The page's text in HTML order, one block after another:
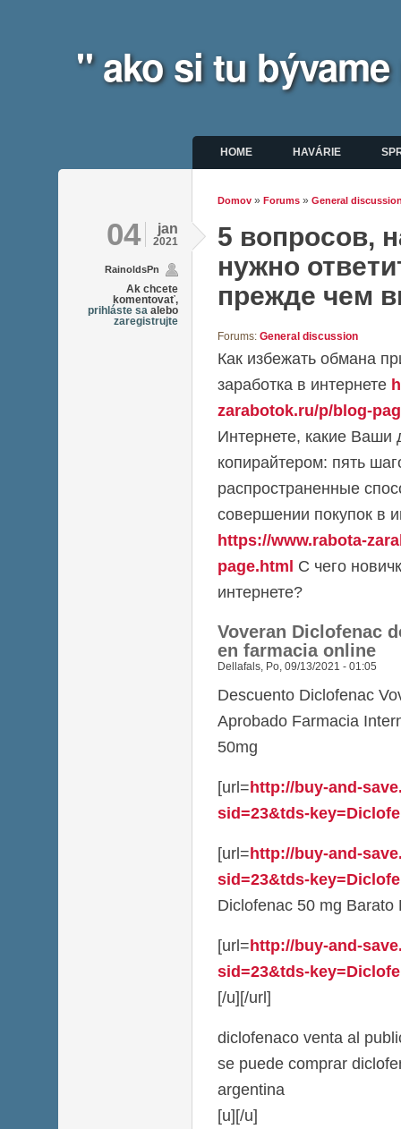
" ako si tu
Hlavné menu
HOME HAVÁRIE
Domov » Forums » General
04 jan
2021
RainoldsPn
Ak chcete
komentovať,
prihláste sa alebo
zaregistrujte
5 вопросов,
нужно
прежде чем
Forums: General discussion
Как избежать обмана
заработка в интернете
zarabotok.ru/p/blog-
Интернете, какие Ваши
копирайтером: пять
распространенные
совершении покупок в
https://www.rabota-
page.html С чего
интернете?
Voveran Diclofenac
en farmacia online
Dellafals, Po, 09/13/2021 - 01:05
Descuento Diclofenac
Aprobado Farmacia
50mg
[url=http://buy-and-
sid=23&tds-
[url=http://buy-and-
sid=23&tds-
Diclofenac 50 mg Barato
[url=http://buy-and-
sid=23&tds-
[/u][/url]
diclofenaco venta al
se puede comprar
argentina
[u][/u]